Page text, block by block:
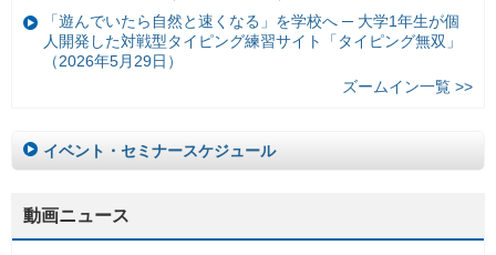
「遊んでいたら自然と速くなる」を学校へ ─ 大学1年生が個
人開発した対戦型タイピング練習サイト「タイピング無双」
（2026年5月29日）
ズームイン一覧 >>
イベント・セミナースケジュール
動画ニュース